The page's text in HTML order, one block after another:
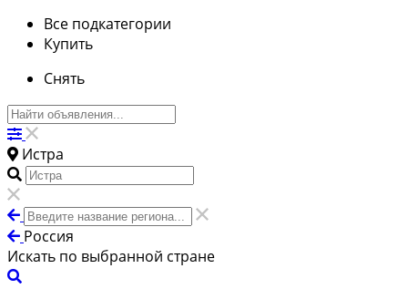
Все подкатегории
Купить
Снять
Истра
Россия
Искать по выбранной стране